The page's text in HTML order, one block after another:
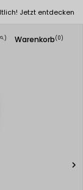
Jetzt entdecken
search ) Warenkorb(0)
